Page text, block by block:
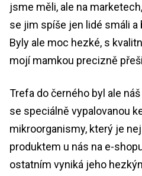
jsme měli, ale na
se jim spíše jen lidé smáli a
Byly ale moc hezké, s
mojí mamkou precizně
Trefa do černého byl ale
se speciálně vypalovanou
mikroorganismy, který je
produktem u nás na e-
ostatním vyniká jeho